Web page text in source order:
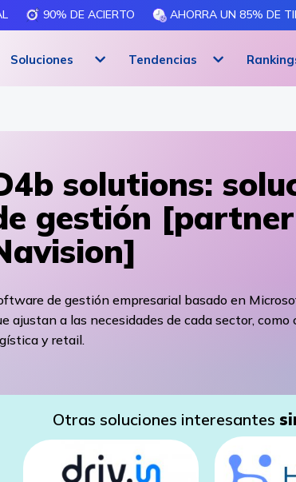
90% DE ACIERTO AHORRA UN 85% DE
Soluciones Tendencias
solutions:
gestión
de gestión empresarial basado en
ajustan a las necesidades de cada sector, como
y retail.
Otras soluciones interesantes